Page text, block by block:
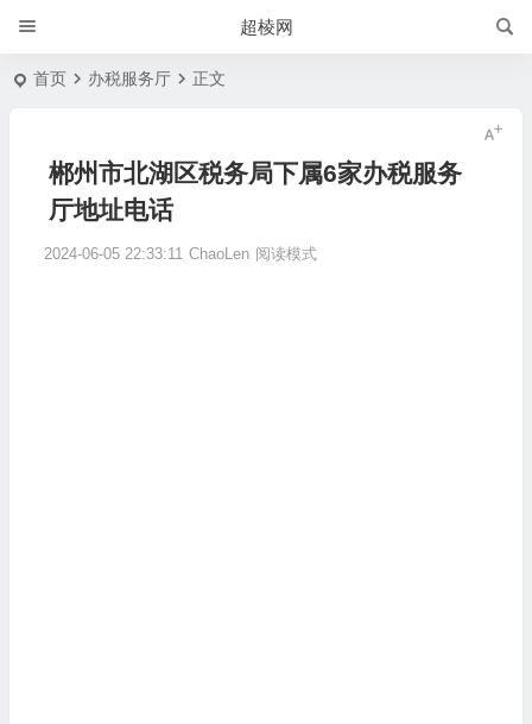
超棱网
首页 办税服务厅 正文
郴州市北湖区税务局下属6家办税服务
厅地址电话
2024-06-05 22:33:11 ChaoLen 阅读模式